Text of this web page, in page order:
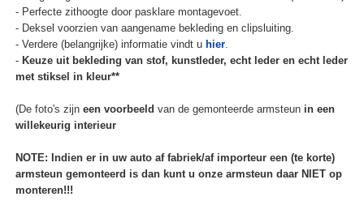
- Perfecte zithoogte door pasklare montagevoet.
- Deksel voorzien van aangename bekleding en clipsluiting.
- Verdere (belangrijke) informatie vindt u hier.
- Keuze uit bekleding van stof, kunstleder, echt leder en echt leder
met stiksel in kleur**
(De foto's zijn een voorbeeld van de gemonteerde armsteun in een
willekeurig interieur
NOTE: Indien er in uw auto af fabriek/af importeur een (te korte)
armsteun gemonteerd is dan kunt u onze armsteun daar NIET op
monteren!!!